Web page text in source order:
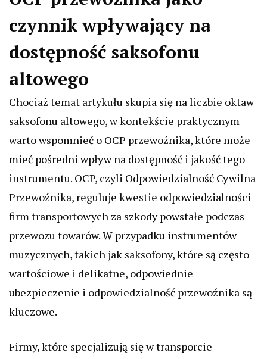
czynnik wpływający na
dostępność saksofonu
altowego
Chociaż temat artykułu skupia się na liczbie oktaw
saksofonu altowego, w kontekście praktycznym
warto wspomnieć o OCP przewoźnika, które może
mieć pośredni wpływ na dostępność i jakość tego
instrumentu. OCP, czyli Odpowiedzialność Cywilna
Przewoźnika, reguluje kwestie odpowiedzialności
firm transportowych za szkody powstałe podczas
przewozu towarów. W przypadku instrumentów
muzycznych, takich jak saksofony, które są często
wartościowe i delikatne, odpowiednie
ubezpieczenie i odpowiedzialność przewoźnika są
kluczowe.
Firmy, które specjalizują się w transporcie